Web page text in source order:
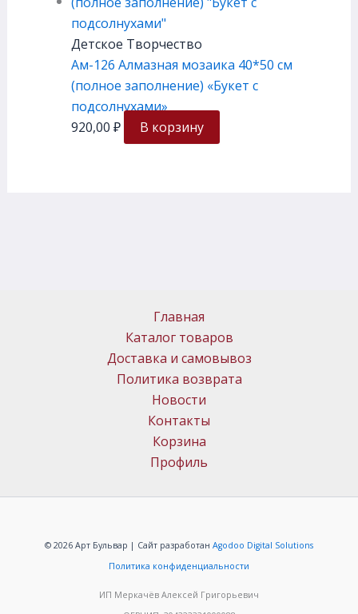
Детское Творчество
Ам-126 Алмазная мозаика 40*50 см
(полное заполнение) «Букет с
подсолнухами»
920,00 ₽ В корзину
Главная
Каталог товаров
Доставка и самовывоз
Политика возврата
Новости
Контакты
Корзина
Профиль
© 2026 Арт Бульвар | Сайт разработан Agodoo Digital Solutions
Политика конфиденциальности
ИП Меркачёв Алексей Григорьевич